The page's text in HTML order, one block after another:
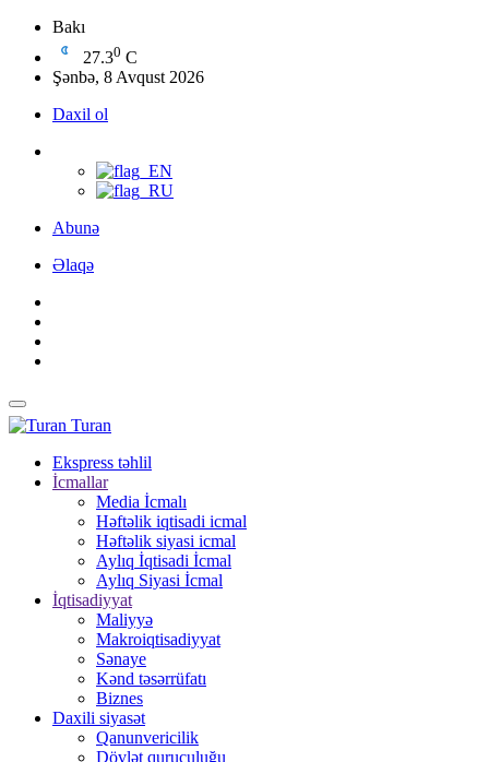
Bakı
27.30 C
Şənbə, 8 Avqust 2026
Daxil ol
Abunə
Əlaqə
Turan
Ekspress təhlil
İcmallar
Media İcmalı
Həftəlik iqtisadi icmal
Həftəlik siyasi icmal
Aylıq İqtisadi İcmal
Aylıq Siyasi İcmal
İqtisadiyyat
Maliyyə
Makroiqtisadiyyat
Sənaye
Kənd təsərrüfatı
Biznes
Daxili siyasət
Qanunvericilik
Dövlət quruculuğu